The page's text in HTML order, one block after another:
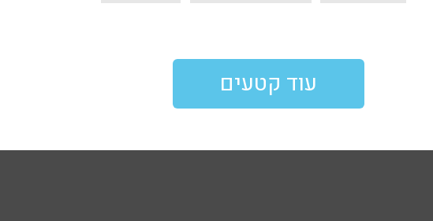
עוד קטעים